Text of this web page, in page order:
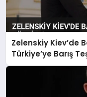
Zelenskiy Kiev’de
Türkiye’ye Barış